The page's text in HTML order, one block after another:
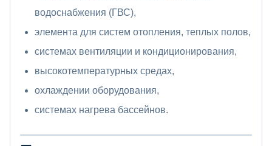
водоснабжения (ГВС),
элемента для систем отопления, теплых полов,
системах вентиляции и кондиционирования,
высокотемпературных средах,
охлаждении оборудования,
системах нагрева бассейнов.